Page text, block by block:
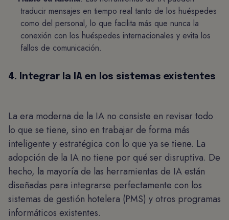
traducir mensajes en tiempo real tanto de los huéspedes
como del personal, lo que facilita más que nunca la
conexión con los huéspedes internacionales y evita los
fallos de comunicación.
4. Integrar la IA en los sistemas existentes
La era moderna de la IA no consiste en revisar todo
lo que se tiene, sino en trabajar de forma más
inteligente y estratégica con lo que ya se tiene. La
adopción de la IA no tiene por qué ser disruptiva. De
hecho, la mayoría de las herramientas de IA están
diseñadas para integrarse perfectamente con los
sistemas de gestión hotelera (PMS) y otros programas
informáticos existentes.